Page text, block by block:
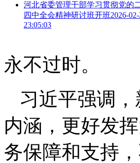
河北省委管理干部学习贯彻党的
四中全会精神研讨班开班2026-
23:05:03
永不过时。
习近平强调
内涵，更好发
务保障和支持